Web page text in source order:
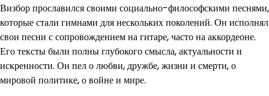
Визбор прославился своими социально-философскими песнями,
которые стали гимнами для нескольких поколений. Он исполнял
свои песни с сопровождением на гитаре, часто на аккордеоне.
Его тексты были полны глубокого смысла, актуальности и
искренности. Он пел о любви, дружбе, жизни и смерти, о
мировой политике, о войне и мире.